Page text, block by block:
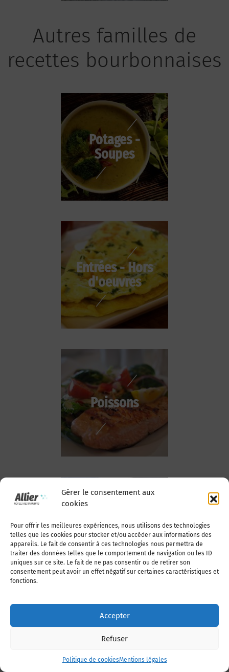
Gérer le consentement aux
cookies
Pour offrir les meilleures expériences, nous utilisons des technologies
telles que les cookies pour stocker et/ou accéder aux informations des
appareils. Le fait de consentir à ces technologies nous permettra de
traiter des données telles que le comportement de navigation ou les ID
uniques sur ce site. Le fait de ne pas consentir ou de retirer son
consentement peut avoir un effet négatif sur certaines caractéristiques et
fonctions.
Accepter
Refuser
Politique de cookiesMentions légales
Autres familles de
recettes bourbonnaises
Potages -
Soupes
Entrées - Hors
d'oeuvres
Poissons
Volailles -
Gibiers
Viandes